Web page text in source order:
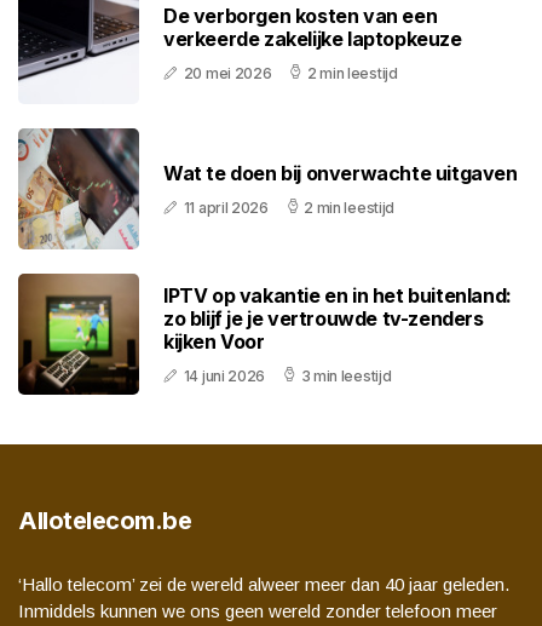
De verborgen kosten van een
verkeerde zakelijke laptopkeuze
20 mei 2026 2 min leestijd
Wat te doen bij onverwachte uitgaven
11 april 2026 2 min leestijd
IPTV op vakantie en in het buitenland:
zo blijf je je vertrouwde tv-zenders
kijken Voor
14 juni 2026 3 min leestijd
Allotelecom.be
‘Hallo telecom’ zei de wereld alweer meer dan 40 jaar geleden.
Inmiddels kunnen we ons geen wereld zonder telefoon meer